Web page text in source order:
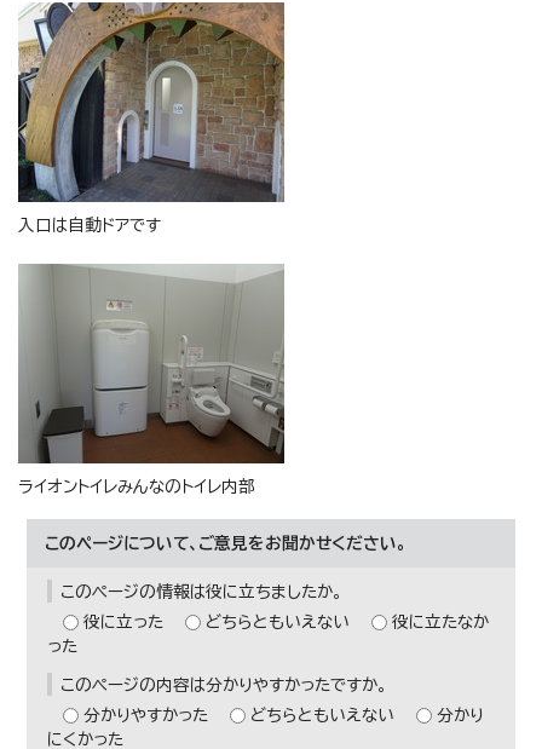
入口は自動ドアです
ライオントイレみんなのトイレ内部
このページについて、ご意見をお聞かせください。
このページの情報は役に立ちましたか。
役に立った
どちらともいえない
役に立たなか
った
このページの内容は分かりやすかったですか。
分かりやすかった
どちらともいえない
分かり
にくかった